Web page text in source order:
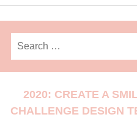
2020: CREATE A
CHALLENGE DESIGN